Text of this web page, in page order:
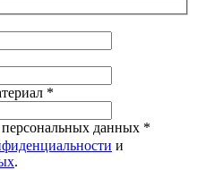
*
данных *
и
.